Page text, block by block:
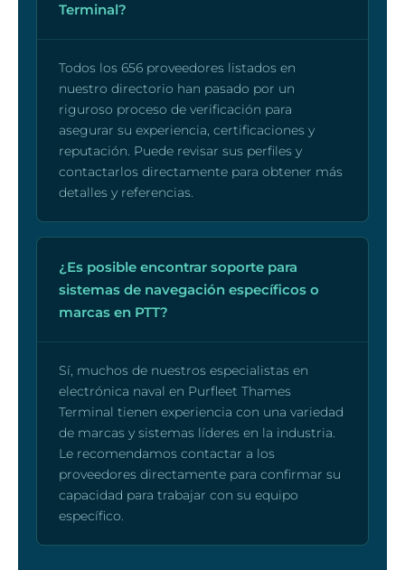
Terminal?
Todos los 656 proveedores listados en
nuestro directorio han pasado por un
riguroso proceso de verificación para
asegurar su experiencia, certificaciones y
reputación. Puede revisar sus perfiles y
contactarlos directamente para obtener más
detalles y referencias.
¿Es posible encontrar soporte para
sistemas de navegación específicos o
marcas en PTT?
Sí, muchos de nuestros especialistas en
electrónica naval en Purfleet Thames
Terminal tienen experiencia con una variedad
de marcas y sistemas líderes en la industria.
Le recomendamos contactar a los
proveedores directamente para confirmar su
capacidad para trabajar con su equipo
específico.